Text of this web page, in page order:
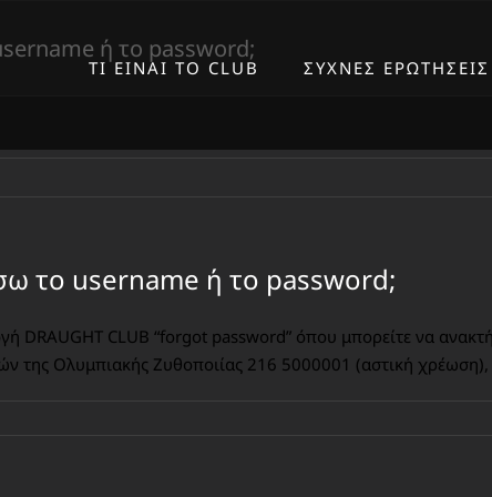
ΤΙ ΕΙΝΑΙ ΤΟ CLUB ΣΥΧΝΕΣ ΕΡΩΤΗΣΕΙΣ
ή το password;
το username ή το password;
DRAUGHT CLUB “forgot password” όπου μπορείτε να
της Ολυμπιακής Ζυθοποιίας 216 5000001 (αστική